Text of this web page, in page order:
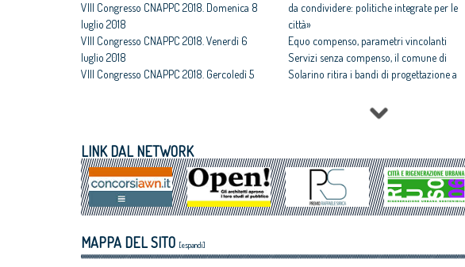
VIII Congresso CNAPPC 2018. Domenica 8
luglio 2018
VIII Congresso CNAPPC 2018. Venerdì 6
luglio 2018
VIII Congresso CNAPPC 2018. Gercoledì 5
luglio 2018
VIII Congresso CNAPPC 2018. Domenica 1
luglio 2018
da condividere: politiche integrate per le
città»
Equo compenso, parametri vincolanti
Servizi senza compenso, il comune di
Solarino ritira i bandi di progettazione a
All'architettura rispettosa dello studio
caravatti_caravatti il Premio architetto
Assegnati premi Architetto italiano e
Giovane talento 2017
Equo compenso, il CNAPPC ricorre alla
Corte Europea dei Diritti dell’Uomo
LINK DAL NETWORK
MAPPA DEL SITO [espandi]